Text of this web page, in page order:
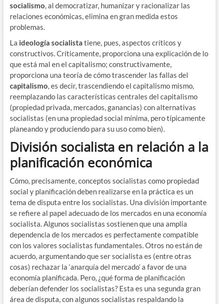
socialismo, al democratizar, humanizar y racionalizar las
relaciones económicas, elimina en gran medida estos
problemas.
La ideología socialista tiene, pues, aspectos críticos y
constructivos. Críticamente, proporciona una explicación de lo
que está mal en el capitalismo; constructivamente,
proporciona una teoría de cómo trascender las fallas del
capitalismo, es decir, trascendiendo el capitalismo mismo,
reemplazando las características centrales del capitalismo
(propiedad privada, mercados, ganancias) con alternativas
socialistas (en una propiedad social mínima, pero típicamente
planeando y produciendo para su uso como bien).
División socialista en relación a la
planificación económica
Cómo, precisamente, conceptos socialistas como propiedad
social y planificación deben realizarse en la práctica es un
tema de disputa entre los socialistas. Una división importante
se refiere al papel adecuado de los mercados en una economía
socialista. Algunos socialistas sostienen que una amplia
dependencia de los mercados es perfectamente compatible
con los valores socialistas fundamentales. Otros no están de
acuerdo, argumentando que ser socialista es (entre otras
cosas) rechazar la ‘anarquía del mercado’ a favor de una
economía planificada. Pero, ¿qué forma de planificación
deberían defender los socialistas? Esta es una segunda gran
área de disputa, con algunos socialistas respaldando la